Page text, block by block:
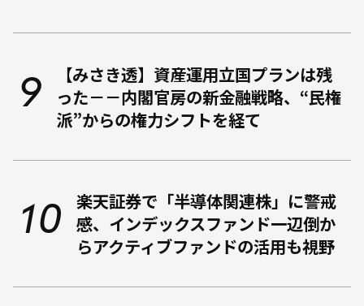
【みさき透】資産運用立国プランは残
った－－内閣官房の新金融戦略、“民権
派”からの権力シフトを経て
楽天証券で「半導体関連株」に警戒
感、インデックスファンド一辺倒か
らアクティブファンドの活用も視野